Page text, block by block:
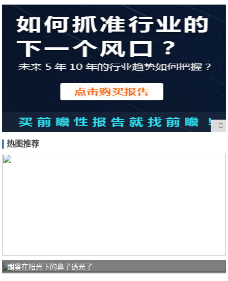
广告
热图推荐
即将
明星在阳光下的鼻子透光了